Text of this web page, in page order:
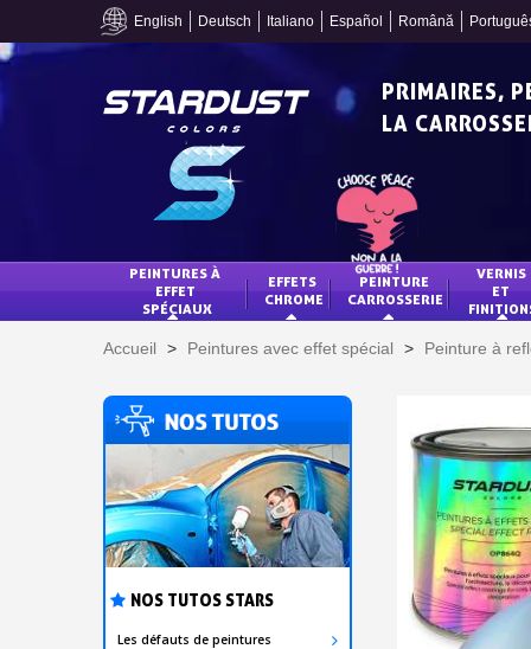
English Deutsch Italiano Español Română
PRIMAIRES,
LA
PEINTURES À
EFFET
SPÉCIAUX
EFFETS
CHROME
PEINTURE
CARROSSERIE
VERNIS
ET
Accueil > Peintures avec effet spécial > Peinture à
NOS TUTOS STARS
Les défauts de peintures